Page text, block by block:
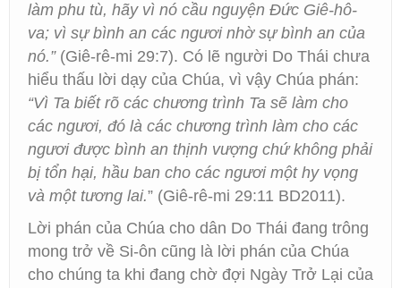
làm phu tù, hãy vì nó cầu nguyện Đức Giê-hô-
va; vì sự bình an các ngươi nhờ sự bình an của
nó.”(Giê-rê-mi 29:7). Có lẽ người Do Thái chưa
hiểu thấu lời dạy của Chúa, vì vậy Chúa phán:
“Vì Ta biết rõ các chương trình Ta sẽ làm cho
các ngươi, đó là các chương trình làm cho các
ngươi được bình an thịnh vượng chứ không phải
bị tổn hại, hầu ban cho các ngươi một hy vọng
và một tương lai.” (Giê-rê-mi 29:11 BD2011).
Lời phán của Chúa cho dân Do Thái đang trông
mong trở về Si-ôn cũng là lời phán của Chúa
cho chúng ta khi đang chờ đợi Ngày Trở Lại của